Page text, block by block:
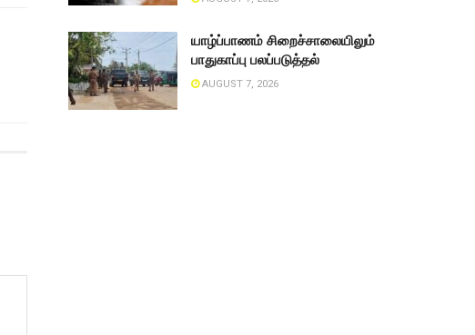
யாழ்ப்பாணம் சிறைச்சாலையிலும்
பாதுகாப்பு பலப்படுத்தல்
AUGUST 7, 2026